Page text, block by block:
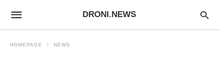
DRONI.NEWS
HOMEPAGE NEWS